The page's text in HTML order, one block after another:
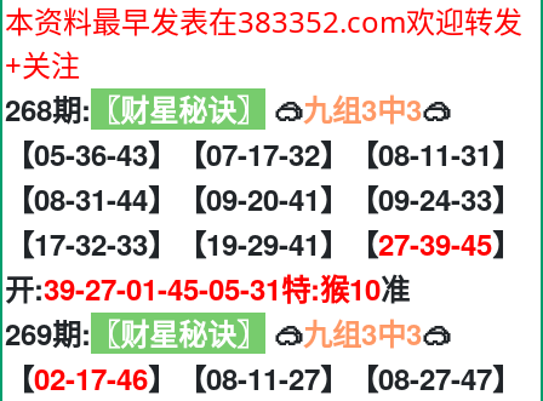
本资料最早发表在383352.com欢迎转发
+关注
268期: 〖财星秘诀〗 🥽九组3中3🥽
【05-36-43】【07-17-32】【08-11-31】
【08-31-44】【09-20-41】【09-24-33】
【17-32-33】【19-29-41】【27-39-45】
开:39-27-01-45-05-31特:猴10准
269期: 〖财星秘诀〗 🥽九组3中3🥽
【02-17-46】【08-11-27】【08-27-47】